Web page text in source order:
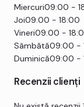
Miercuri09:00 -
Joi09:00 - 18:00
Vineri09:00 -
Sâmbătă09:00 -
Duminică09:00 -
Recenzii clienți